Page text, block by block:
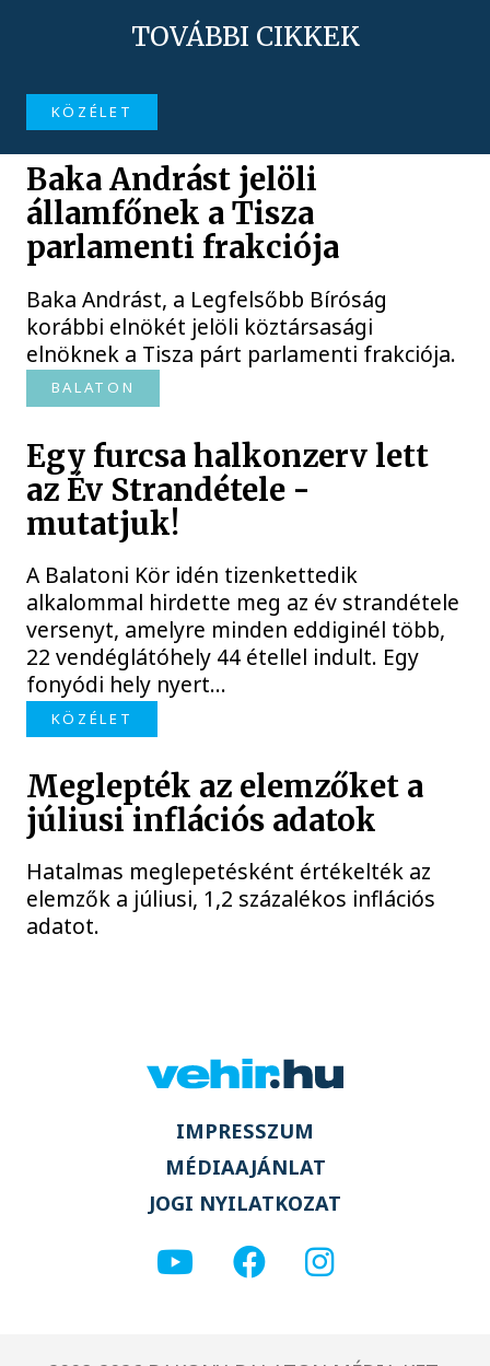
TOVÁBBI CIKKEK
KÖZÉLET
Baka Andrást jelöli
államfőnek a Tisza
parlamenti frakciója
Baka Andrást, a Legfelsőbb Bíróság
korábbi elnökét jelöli köztársasági
elnöknek a Tisza párt parlamenti frakciója.
BALATON
Egy furcsa halkonzerv lett
az Év Strandétele -
mutatjuk!
A Balatoni Kör idén tizenkettedik
alkalommal hirdette meg az év strandétele
versenyt, amelyre minden eddiginél több,
22 vendéglátóhely 44 étellel indult. Egy
fonyódi hely nyert...
KÖZÉLET
Meglepték az elemzőket a
júliusi inflációs adatok
Hatalmas meglepetésként értékelték az
elemzők a júliusi, 1,2 százalékos inflációs
adatot.
IMPRESSZUM
MÉDIAAJÁNLAT
JOGI NYILATKOZAT